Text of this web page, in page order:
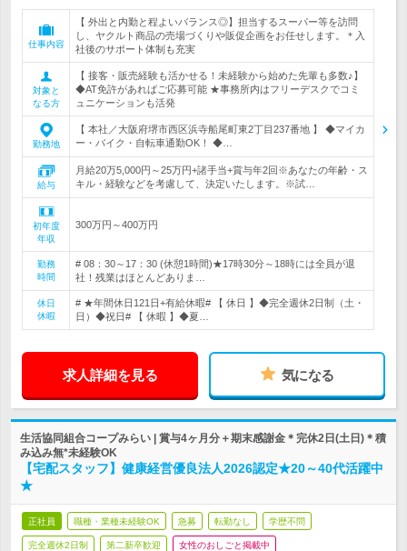
仕事内容
【 外出と内勤と程よいバランス◎】担当するスーパー等を訪問
し、ヤクルト商品の売場づくりや販促企画をお任せします。＊入
社後のサポート体制も充実
対象と
なる方
【 接客・販売経験も活かせる！未経験から始めた先輩も多数♪】
◆AT免許があればご応募可能 ★事務所内はフリーデスクでコミ
ュニケーションも活発
勤務地
【 本社／大阪府堺市西区浜寺船尾町東2丁目237番地 】 ◆マイカ
ー・バイク・自転車通勤OK！ ◆…
給与
月給20万5,000円～25万円+諸手当+賞与年2回※あなたの年齢・ス
キル・経験などを考慮して、決定いたします。※試…
初年度
年収
300万円～400万円
勤務
時間
# 08：30～17：30 (休憩1時間)★17時30分～18時には全員が退
社！残業はほとんどありま…
休日
休暇
# ★年間休日121日+有給休暇# 【 休日 】◆完全週休2日制（土・
日）◆祝日# 【 休暇 】◆夏…
求人詳細を見る 気になる
生活協同組合コープみらい | 賞与4ヶ月分＋期末感謝金＊完休2日(土日)＊積
み込み無*未経験OK
【宅配スタッフ】健康経営優良法人2026認定★20～40代活躍中
★
正社員 職種・業種未経験OK 急募 転勤なし 学歴不問
完全週休2日制 第二新卒歓迎 女性のおしごと掲載中